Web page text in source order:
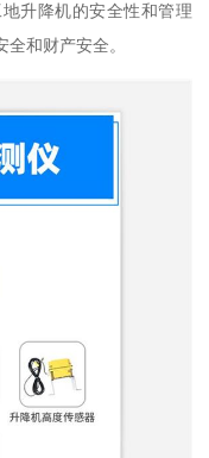
升降机的安全性和管理
和财产安全。